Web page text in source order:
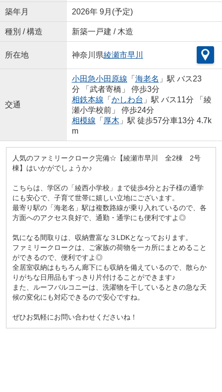
築年月 2026年 9月(予定)
種別 / 構造 新築一戸建 / 木造
所在地 神奈川県綾瀬市早川
交通
小田急小田原線 「 海老名 」駅 バス23
分 「武者寄橋」 停歩3分
相鉄本線 「 かしわ台 」駅 バス11分 「綾
瀬小学校前」 停歩24分
相模線 「 厚木 」駅 徒歩57分車13分 4.7k
m
人気のファミリークローク完備☆【綾瀬市早川 全2棟 2号
棟】はいかがでしょうか♪
こちらは、学区の「綾西小学校」まで徒歩4分とお子様の通学
にも安心で、子育て世帯に嬉しい立地にございます。
最寄り駅の「海老名」駅は複数路線が乗り入れているので、各
方面へのアクセス良好で、通勤・通学にも便利ですよ◎
気になる間取りは、収納豊富な３LDKとなっております。
ファミリークロークは、ご家族の荷物を一カ所にまとめること
ができるので、便利ですよ◎
全居室収納はもちろん廊下にも収納を備えているので、散らか
りがちな日用品もすっきり片付けることができます♪
また、ルーフバルコニーは、洗濯物を干しているときの急な天
候の変化にも対応できるので安心ですね。
ぜひお気軽にお問い合わせくださいね！